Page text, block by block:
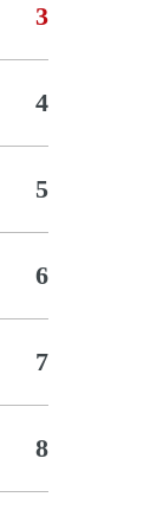
3
4
5
6
7
8